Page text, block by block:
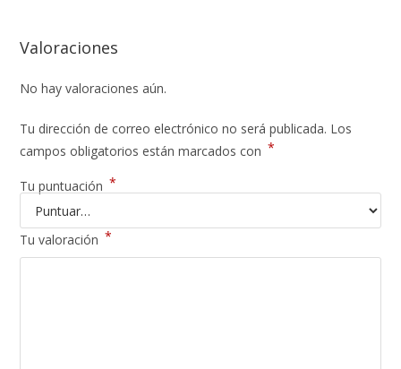
Valoraciones
No hay valoraciones aún.
Tu dirección de correo electrónico no será publicada. Los
campos obligatorios están marcados con *
Tu puntuación *
Tu valoración *